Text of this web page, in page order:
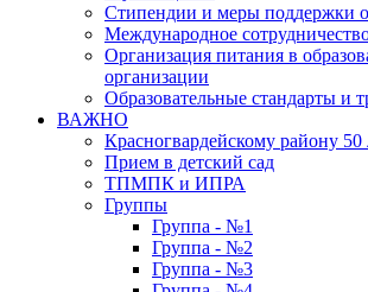
Стипендии и меры поддержки
Международное
Организация питания в
организации
Образовательные стандарты и
ВАЖНО
Красногвардейскому району 50
Прием в детский сад
ТПМПК и ИПРА
Группы
Группа - №1
Группа - №2
Группа - №3